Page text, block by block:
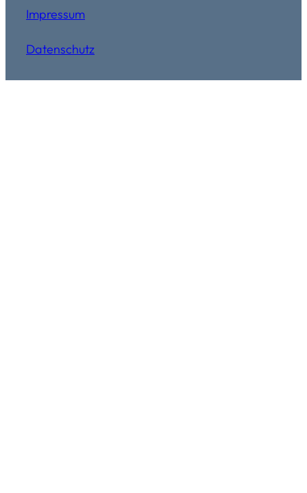
Impressum
Datenschutz